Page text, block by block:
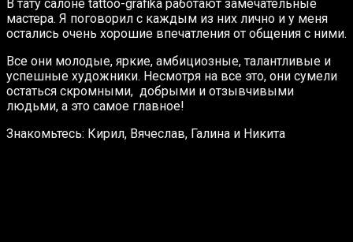
В тату салоне tattoo-grafika работают замечательные
мастера. Я поговорил с каждым из них лично и у меня
остались очень хорошие впечатления от общения с ними.
Все они молодые, яркие, амбициозные, талантливые и
успешные художники. Несмотря на все это, они сумели
остаться скромными, добрыми и отзывчивыми
людьми, а это самое главное!
Знакомьтесь: Кирил, Вячеслав, Галина и Никита